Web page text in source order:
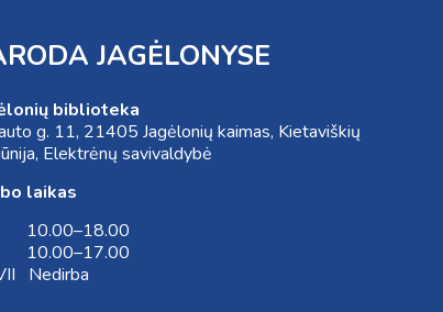
JAGĖLONYSE
biblioteka
g. 11, 21405 Jagėlonių kaimas, Kietaviškių
Elektrėnų savivaldybė
laikas
10.00–18.00
Nedirba